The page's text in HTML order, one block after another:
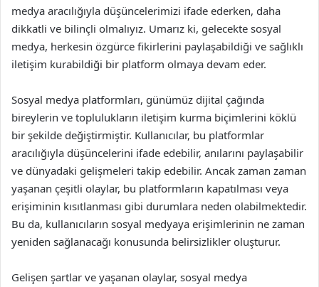
medya aracılığıyla düşüncelerimizi ifade ederken, daha
dikkatli ve bilinçli olmalıyız. Umarız ki, gelecekte sosyal
medya, herkesin özgürce fikirlerini paylaşabildiği ve sağlıklı
iletişim kurabildiği bir platform olmaya devam eder.
Sosyal medya platformları, günümüz dijital çağında
bireylerin ve toplulukların iletişim kurma biçimlerini köklü
bir şekilde değiştirmiştir. Kullanıcılar, bu platformlar
aracılığıyla düşüncelerini ifade edebilir, anılarını paylaşabilir
ve dünyadaki gelişmeleri takip edebilir. Ancak zaman zaman
yaşanan çeşitli olaylar, bu platformların kapatılması veya
erişiminin kısıtlanması gibi durumlara neden olabilmektedir.
Bu da, kullanıcıların sosyal medyaya erişimlerinin ne zaman
yeniden sağlanacağı konusunda belirsizlikler oluşturur.
Gelişen şartlar ve yaşanan olaylar, sosyal medya